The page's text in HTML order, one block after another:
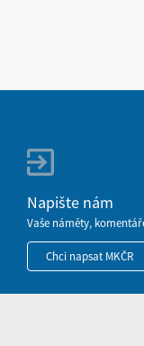
Napište nám
Vaše náměty,
Chci napsat MKČR